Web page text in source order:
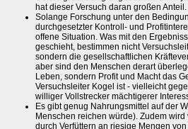
hat dieser Versuch daran großen Anteil.
Solange Forschung unter den
durchgesetzter Kontroll- und
offene Situation. Was mit den
geschieht, bestimmen nicht
sondern die gesellschaftlichen
aber sind den Menschen derart
Leben, sondern Profit und Macht das
Versuchsleiter Kogel ist - vielleicht
williger Vollstrecker mächtigerer
Es gibt genug Nahrungsmittel auf der
Menschen reichen würde). Zudem
durch Verfüttern an riesige Mengen